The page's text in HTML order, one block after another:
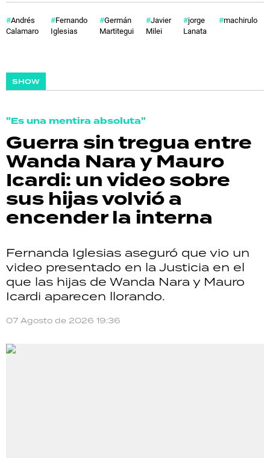
Andrés
Calamaro
Fernando
Iglesias
Germán
Martitegui
Javier
Milei
jorge
Lanata
machirulo
SHOW
"Es una mentira absoluta"
Guerra sin tregua entre
Wanda Nara y Mauro
Icardi: un video sobre
sus hijas volvió a
encender la interna
Fernanda Iglesias aseguró que vio un
video presentado en la Justicia en el
que las hijas de Wanda Nara y Mauro
Icardi aparecen llorando.
07 Agosto de 2026 19:36